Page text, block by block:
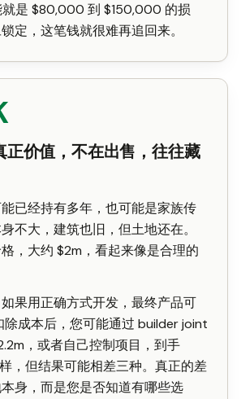
是 $80,000 到 $150,000 的损
定，这笔钱就很难再追回来。
正价值，不在出售，往往藏
已经持有多年，也可能是家族传
不大，建筑也旧，但土地还在。
，大约 $2m，看起来像是合理的
果用正确方式开发，最终产品可
除成本后，您可能通过 builder joint
，或者自己控制项目，到手
，但结果可能相差三种。真正的差
身，而是您是否知道有哪些选